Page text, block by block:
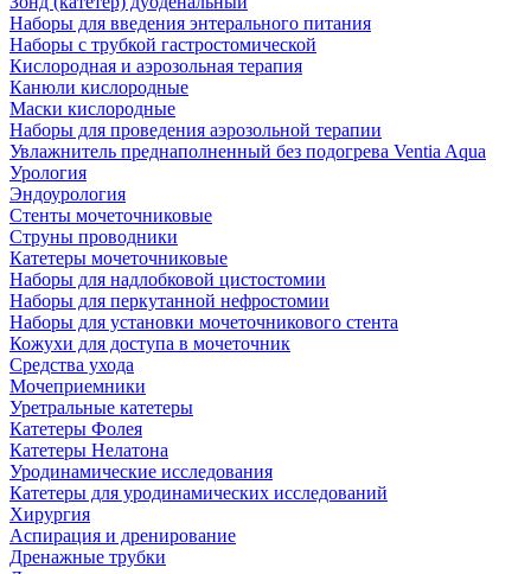
Наборы для введения энтерального питания
Наборы с трубкой гастростомической
Кислородная и аэрозольная терапия
Канюли кислородные
Маски кислородные
Наборы для проведения аэрозольной терапии
Увлажнитель преднаполненный без подогрева Ventia Aqua
Урология
Эндоурология
Стенты мочеточниковые
Струны проводники
Катетеры мочеточниковые
Наборы для надлобковой цистостомии
Наборы для перкутанной нефростомии
Наборы для установки мочеточникового стента
Кожухи для доступа в мочеточник
Средства ухода
Мочеприемники
Уретральные катетеры
Катетеры Фолея
Катетеры Нелатона
Уродинамические исследования
Катетеры для уродинамических исследований
Хирургия
Аспирация и дренирование
Дренажные трубки